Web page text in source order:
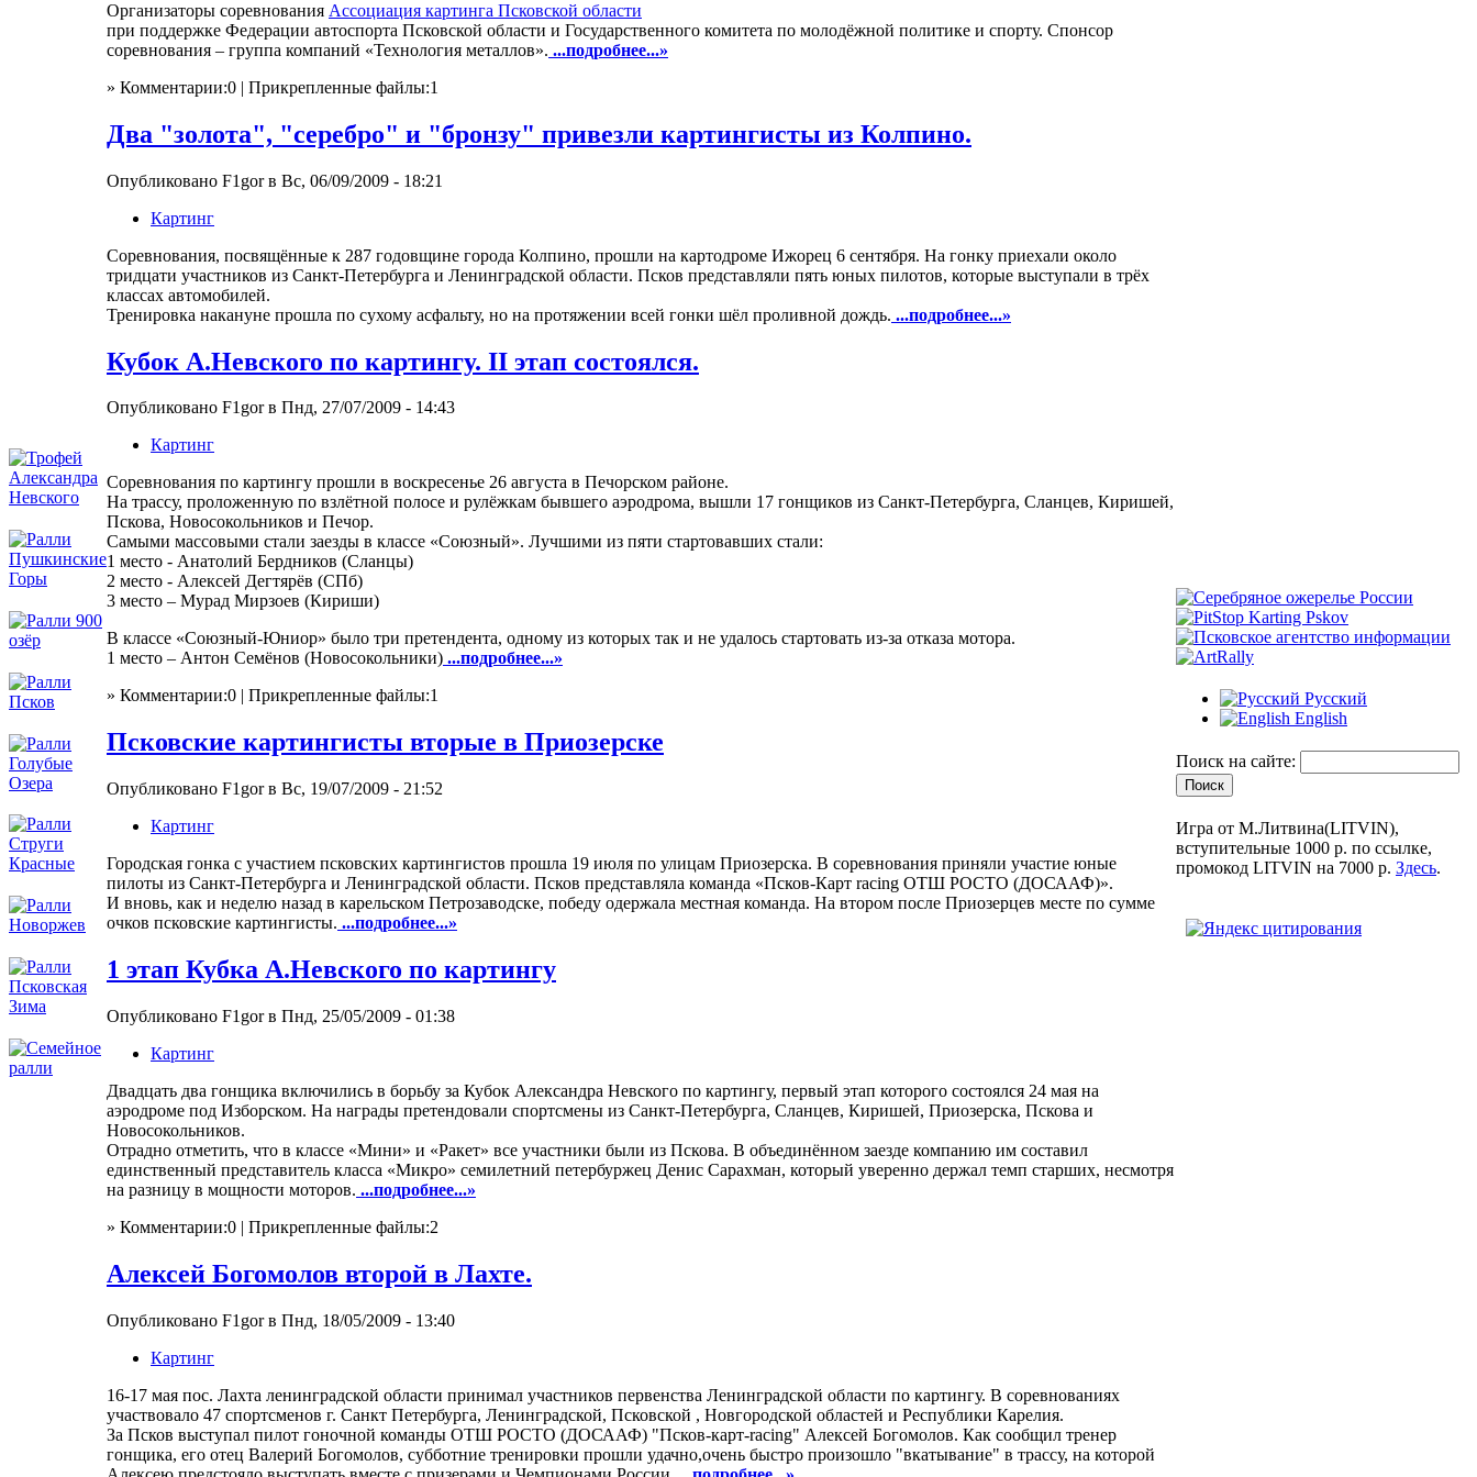
Организаторы соревнования Ассоциация картинга Псковской области
при поддержке Федерации автоспорта Псковской области и Государственного комитета по молодёжной политике и спорту. Спонсор
соревнования – группа компаний «Технология металлов». ...подробнее...»
» Комментарии:0 | Прикрепленные файлы:1
Два "золота", "серебро" и "бронзу" привезли картингисты из Колпино.
Опубликовано F1gor в Вс, 06/09/2009 - 18:21
Картинг
Соревнования, посвящённые к 287 годовщине города Колпино, прошли на картодроме Ижорец 6 сентября. На гонку приехали около
тридцати участников из Санкт-Петербурга и Ленинградской области. Псков представляли пять юных пилотов, которые выступали в трёх
классах автомобилей.
Тренировка накануне прошла по сухому асфальту, но на протяжении всей гонки шёл проливной дождь. ...подробнее...»
Кубок А.Невского по картингу. II этап состоялся.
Опубликовано F1gor в Пнд, 27/07/2009 - 14:43
Картинг
Соревнования по картингу прошли в воскресенье 26 августа в Печорском районе.
На трассу, проложенную по взлётной полосе и рулёжкам бывшего аэродрома, вышли 17 гонщиков из Санкт-Петербурга, Сланцев, Киришей,
Пскова, Новосокольников и Печор.
Самыми массовыми стали заезды в классе «Союзный». Лучшими из пяти стартовавших стали:
1 место - Анатолий Бердников (Сланцы)
2 место - Алексей Дегтярёв (СПб)
3 место – Мурад Мирзоев (Кириши)
В классе «Союзный-Юниор» было три претендента, одному из которых так и не удалось стартовать из-за отказа мотора.
1 место – Антон Семёнов (Новосокольники) ...подробнее...»
» Комментарии:0 | Прикрепленные файлы:1
Псковские картингисты вторые в Приозерске
Опубликовано F1gor в Вс, 19/07/2009 - 21:52
Картинг
Городская гонка с участием псковских картингистов прошла 19 июля по улицам Приозерска. В соревнования приняли участие юные
пилоты из Санкт-Петербурга и Ленинградской области. Псков представляла команда «Псков-Карт racing ОТШ РОСТО (ДОСААФ)».
И вновь, как и неделю назад в карельском Петрозаводске, победу одержала местная команда. На втором после Приозерцев месте по сумме
очков псковские картингисты. ...подробнее...»
1 этап Кубка А.Невского по картингу
Опубликовано F1gor в Пнд, 25/05/2009 - 01:38
Картинг
Двадцать два гонщика включились в борьбу за Кубок Александра Невского по картингу, первый этап которого состоялся 24 мая на
аэродроме под Изборском. На награды претендовали спортсмены из Санкт-Петербурга, Сланцев, Киришей, Приозерска, Пскова и
Новосокольников.
Отрадно отметить, что в классе «Мини» и «Ракет» все участники были из Пскова. В объединённом заезде компанию им составил
единственный представитель класса «Микро» семилетний петербуржец Денис Сарахман, который уверенно держал темп старших, несмотря
на разницу в мощности моторов. ...подробнее...»
» Комментарии:0 | Прикрепленные файлы:2
Алексей Богомолов второй в Лахте.
Опубликовано F1gor в Пнд, 18/05/2009 - 13:40
Картинг
16-17 мая пос. Лахта ленинградской области принимал участников первенства Ленинградской области по картингу. В соревнованиях
участвовало 47 спортсменов г. Санкт Петербурга, Ленинградской, Псковской , Новгородской областей и Республики Карелия.
За Псков выступал пилот гоночной команды ОТШ РОСТО (ДОСААФ) "Псков-карт-racing" Алексей Богомолов. Как сообщил тренер
гонщика, его отец Валерий Богомолов, субботние тренировки прошли удачно,очень быстро произошло "вкатывание" в трассу, на которой
Русский
English
Поиск на сайте:
Игра от М.Литвина(LITVIN),
вступительные 1000 р. по ссылке,
промокод LITVIN на 7000 р. Здесь.